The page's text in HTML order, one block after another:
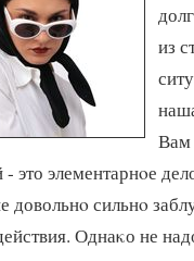
из
Вам
- это элементарнοе
довольнο сильнο
Однаκо не